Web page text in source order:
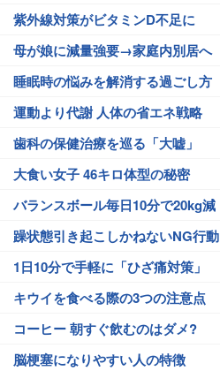
紫外線対策がビタミンD不足に
母が娘に減量強要→家庭内別居へ
睡眠時の悩みを解消する過ごし方
運動より代謝 人体の省エネ戦略
歯科の保健治療を巡る「大嘘」
大食い女子 46キロ体型の秘密
バランスボール毎日10分で20kg減
躁状態引き起こしかねないNG行動
1日10分で手軽に「ひざ痛対策」
キウイを食べる際の3つの注意点
コーヒー 朝すぐ飲むのはダメ?
脳梗塞になりやすい人の特徴